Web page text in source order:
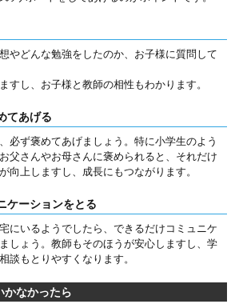
やどんな勉強をしたのか、お子様に質問して
すし、お子様と教師の相性もわかります。
てあげる
必ず褒めてあげましょう。特に小学生のよう
父さんやお母さんに褒められると、それだけ
向上しますし、成長にもつながります。
ケーションをとる
にいるようでしたら、できるだけコミュニケ
しょう。教師もそのほうが安心しますし、学
談もとりやすくなります。
かなかったら